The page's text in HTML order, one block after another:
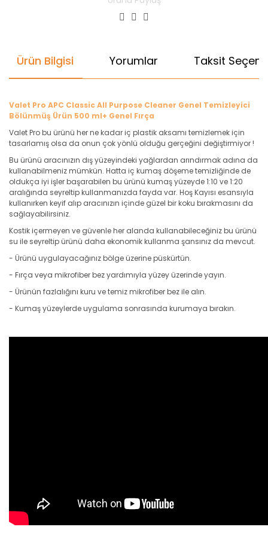
Ürün Bilgisi Yorumlar Taksit
Valet Pro APC Classic All Purpose Cleaner Genel Temizleyici
Bölünmüş Ürün 500 ml+ Genel Fırça
Valet Pro bu ürünü her ne kadar iç plastik aksamı temizlemek için
tasarlamış olsa da onun çok yönlü olduğu gerçeğini değiştirmiyor !
Bu ürünü aracınızın dış yüzeyindeki yağlardan arındırmak adına da
kullanabilmeniz mümkün. Hatta iç kumaş döşeme temizliğinde de
oldukça iyi işler başarabilen bu ürünü kumaş yüzeyde 1:10 ve 1:20
aralığında seyreltip kullanmanızda fayda var. Hoş Kayısı esansıyla
kullanırken keyif alıp aracınızın içinde güzel bir koku bırakmasını da
sağlayabilirsiniz.
Kostik içermeyen ve güvenle her alanda kullanabileceğiniz bu ürünü
su ile seyreltip ürünü daha ekonomik kullanma şansınız da mevcut.
- Ürünü uygulayacağınız bölge üzerine püskürtün.
- Fırça veya mikrofiber bez yardımıyla yüzey üzerinde yayın.
- Ürünün fazlalığını kuru ve temiz mikrofiber bez ile alın.
- Kumaş yüzeylerde uygulama sonrasında kurumaya bırakın.